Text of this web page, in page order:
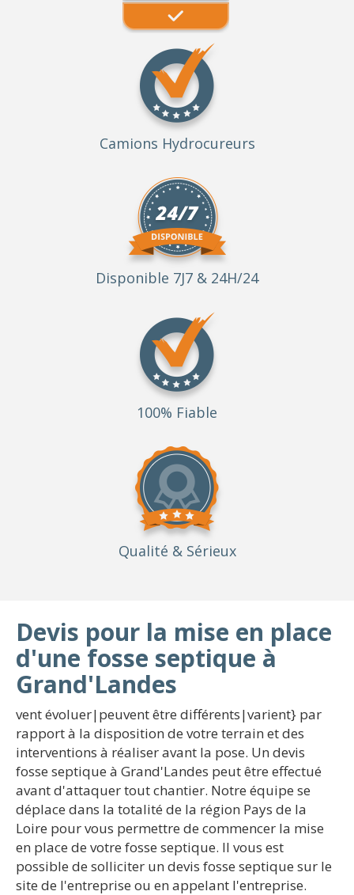
Camions Hydrocureurs
Disponible 7J7 & 24H/24
100% Fiable
Qualité & Sérieux
Devis pour la mise en place
d'une fosse septique à
Grand'Landes
vent évoluer|peuvent être différents|varient} par
rapport à la disposition de votre terrain et des
interventions à réaliser avant la pose. Un devis
fosse septique à Grand'Landes peut être effectué
avant d'attaquer tout chantier. Notre équipe se
déplace dans la totalité de la région Pays de la
Loire pour vous permettre de commencer la mise
en place de votre fosse septique. Il vous est
possible de solliciter un devis fosse septique sur le
site de l'entreprise ou en appelant l'entreprise.